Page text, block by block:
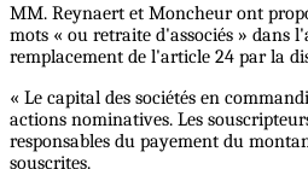
MM. Reynaert et Moncheur ont
mots « ou retraite d'associés » dans
remplacement de l'article 24 par la
« Le capital des sociétés en
actions nominatives. Les
responsables du payement du
souscrites.